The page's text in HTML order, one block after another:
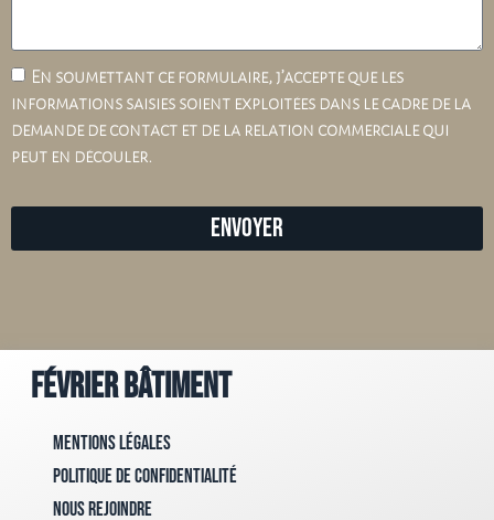
En soumettant ce formulaire, j’accepte que les
informations saisies soient exploitées dans le cadre de la
demande de contact et de la relation commerciale qui
peut en découler.
Envoyer
Février Bâtiment
Mentions Légales
Politique de confidentialité
Nous rejoindre